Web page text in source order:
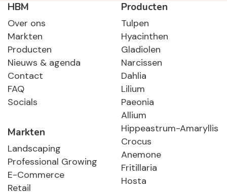
HBM
Over ons
Markten
Producten
Nieuws & agenda
Contact
FAQ
Socials
Markten
Landscaping
Professional Growing
E-Commerce
Retail
Producten
Tulpen
Hyacinthen
Gladiolen
Narcissen
Dahlia
Lilium
Paeonia
Allium
Hippeastrum-Amaryllis
Crocus
Anemone
Fritillaria
Hosta